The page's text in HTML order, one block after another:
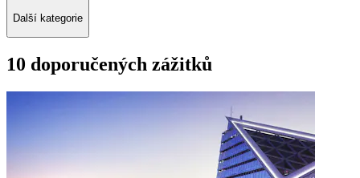
Další kategorie
10 doporučených zážitků